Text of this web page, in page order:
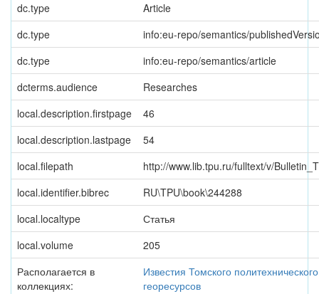
dc.type
Article
dc.type
info:eu-repo/semantics/
dc.type
info:eu-repo/semantics/article
dcterms.audience
Researches
local.description.firstpage
46
local.description.lastpage
54
local.filepath
http://www.lib.tpu.ru/fulltext/v/
local.identifier.bibrec
RU\TPU\book\244288
local.localtype
Статья
local.volume
205
Располагается в
коллекциях:
Известия Томского
георесурсов